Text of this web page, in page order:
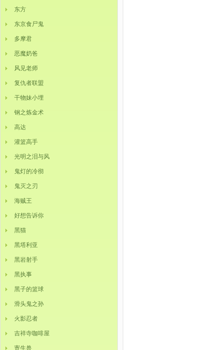
东方
东京食尸鬼
多摩君
恶魔奶爸
风见老师
复仇者联盟
干物妹小埋
钢之炼金术
高达
灌篮高手
光明之泪与风
鬼灯的冷彻
鬼灭之刃
海贼王
好想告诉你
黑猫
黑塔利亚
黑岩射手
黑执事
黑子的篮球
滑头鬼之孙
火影忍者
吉祥寺咖啡屋
寄生兽